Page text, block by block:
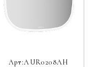
Арт:AUR0208AH